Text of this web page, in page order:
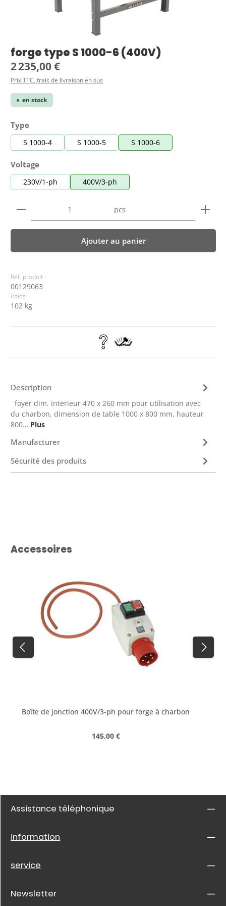
forge type S 1000-6 (400V)
Prix régulier :
2 235,00 €
Prix TTC, frais de livraison en sus
en stock
Sélectionnez
Type
S 1000-4 S 1000-5 S 1000-6
Sélectionnez
Voltage
230V/1-ph 400V/3-ph
Quantité de produit : Entrez la quantité
pcs
Ajouter au panier
Réf. produit :
00129063
Poids :
102 kg
Description
foyer dim. interieur 470 x 260 mm pour utilisation avec
du charbon, dimension de table 1000 x 800 mm, hauteur
800… Plus
Manufacturer
Sécurité des produits
Ignorer la galerie de produits
Accessoires
Boîte de jonction 400V/3-ph pour forge à charbon
Prix régulier :
145,00 €
Assistance téléphonique
information
service
Newsletter